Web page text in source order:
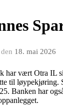
den 18. mai 2026
har vært Otra IL
til løypekjøring.
Banken har